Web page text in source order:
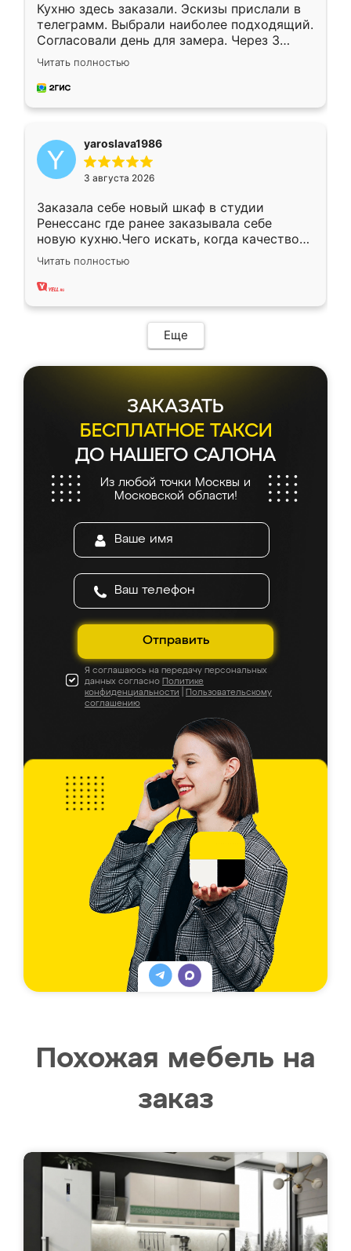
Кухню здесь заказали. Эскизы прислали в
телеграмм. Выбрали наиболее подходящий.
Согласовали день для замера. Через 3
недели кухня была уже готова. Остались
довольны работой. Спасибо Ренессанс
мебель за качественную работу!
Читать полностью
yaroslava1986
3 августа 2026
Заказала себе новый шкаф в студии
Ренессанс где ранее заказывала себе
новую кухню.Чего искать, когда качеством
вполне довольна. Служит кухня уже почти
два года, нареканий нет.
Читать полностью
Еще
ЗАКАЗАТЬ
БЕСПЛАТНОЕ ТАКСИ
ДО НАШЕГО САЛОНА
Из любой точки Москвы и
Московской области!
Отправить
Я соглашаюсь на передачу персональных
данных согласно Политике
конфиденциальности
Пользовательскому
соглашению
Похожая мебель на
заказ